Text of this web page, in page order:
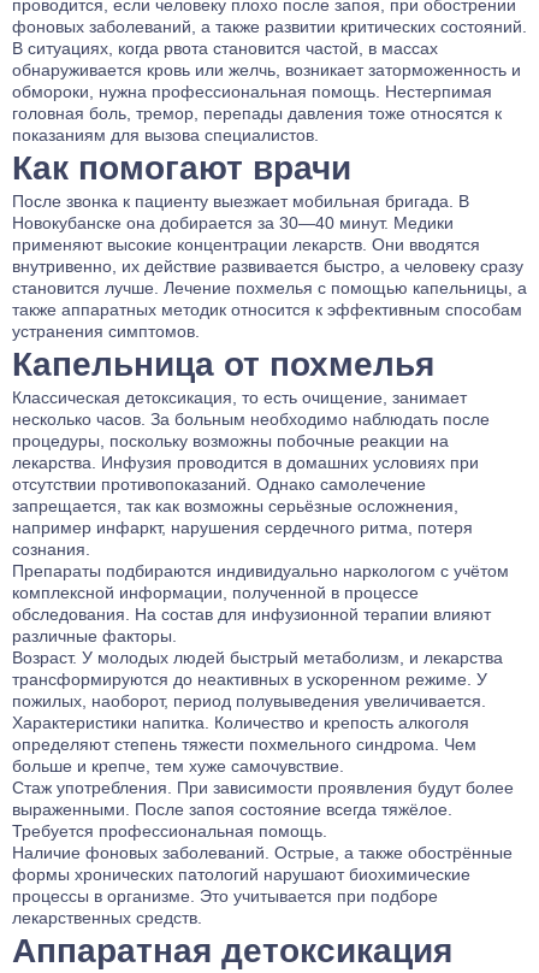
проводится, если человеку плохо после запоя, при обострении
фоновых заболеваний, а также развитии критических состояний.
В ситуациях, когда рвота становится частой, в массах
обнаруживается кровь или желчь, возникает заторможенность и
обмороки, нужна профессиональная помощь. Нестерпимая
головная боль, тремор, перепады давления тоже относятся к
показаниям для вызова специалистов.
Как помогают врачи
После звонка к пациенту выезжает мобильная бригада. В
Новокубанске она добирается за 30—40 минут. Медики
применяют высокие концентрации лекарств. Они вводятся
внутривенно, их действие развивается быстро, а человеку сразу
становится лучше. Лечение похмелья с помощью капельницы, а
также аппаратных методик относится к эффективным способам
устранения симптомов.
Капельница от похмелья
Классическая детоксикация, то есть очищение, занимает
несколько часов. За больным необходимо наблюдать после
процедуры, поскольку возможны побочные реакции на
лекарства. Инфузия проводится в домашних условиях при
отсутствии противопоказаний. Однако самолечение
запрещается, так как возможны серьёзные осложнения,
например инфаркт, нарушения сердечного ритма, потеря
сознания.
Препараты подбираются индивидуально наркологом с учётом
комплексной информации, полученной в процессе
обследования. На состав для инфузионной терапии влияют
различные факторы.
Возраст. У молодых людей быстрый метаболизм, и лекарства
трансформируются до неактивных в ускоренном режиме. У
пожилых, наоборот, период полувыведения увеличивается.
Характеристики напитка. Количество и крепость алкоголя
определяют степень тяжести похмельного синдрома. Чем
больше и крепче, тем хуже самочувствие.
Стаж употребления. При зависимости проявления будут более
выраженными. После запоя состояние всегда тяжёлое.
Требуется профессиональная помощь.
Наличие фоновых заболеваний. Острые, а также обострённые
формы хронических патологий нарушают биохимические
процессы в организме. Это учитывается при подборе
лекарственных средств.
Аппаратная детоксикация